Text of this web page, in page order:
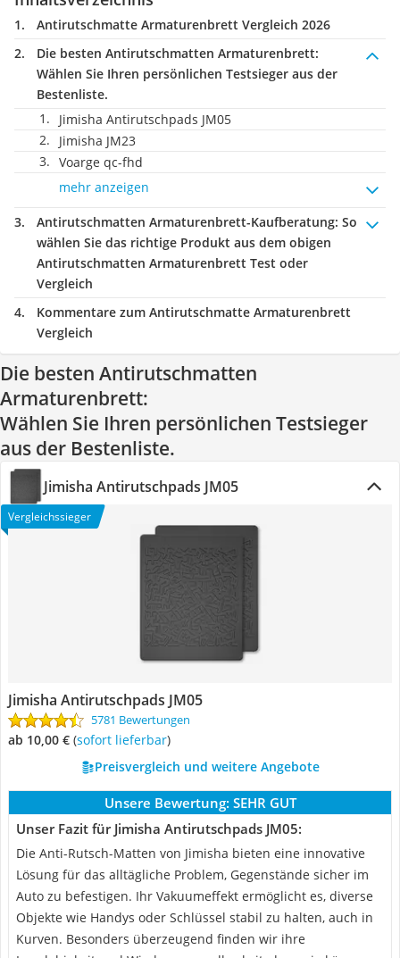
Antirutschmatte Armaturenbrett Vergleich 2026
Die besten Antirutschmatten Armaturenbrett:
Wählen Sie Ihren persönlichen Testsieger aus der
Bestenliste.
Jimisha Antirutschpads JM05
‎Jimisha ‎JM23
Voarge qc-fhd
mehr anzeigen
Antirutschmatten Armaturenbrett-Kaufberatung: So
wählen Sie das richtige Produkt aus dem obigen
Antirutschmatten Armaturenbrett Test oder
Vergleich
Kommentare zum Antirutschmatte Armaturenbrett
Vergleich
Die besten Antirutschmatten
Armaturenbrett:
Wählen Sie Ihren persönlichen Testsieger
aus der Bestenliste.
Jimisha Antirutschpads JM05
Vergleichssieger
Jimisha Antirutschpads JM05
5781 Bewertungen
ab 10,00 € ( Sofort lieferbar)
Preisvergleich und weitere Angebote
Unsere Bewertung: SEHR GUT
Unser Fazit für Jimisha Antirutschpads JM05:
Die Anti-Rutsch-Matten von Jimisha bieten eine innovative
Lösung für das alltägliche Problem, Gegenstände sicher im
Auto zu befestigen. Ihr Vakuumeffekt ermöglicht es, diverse
Objekte wie Handys oder Schlüssel stabil zu halten, auch in
Kurven. Besonders überzeugend finden wir ihre